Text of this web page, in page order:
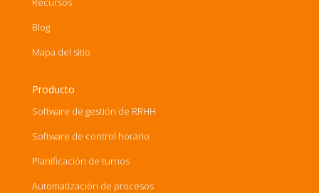
Blog
Mapa del sitio
Producto
Software de gestión de RRHH
Software de control horario
Planificación de turnos
Automatización de procesos